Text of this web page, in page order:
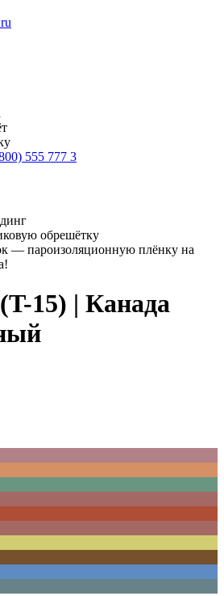
555 777 3
обрешётку
— пароизоляционную плёнку на
15) | Канада